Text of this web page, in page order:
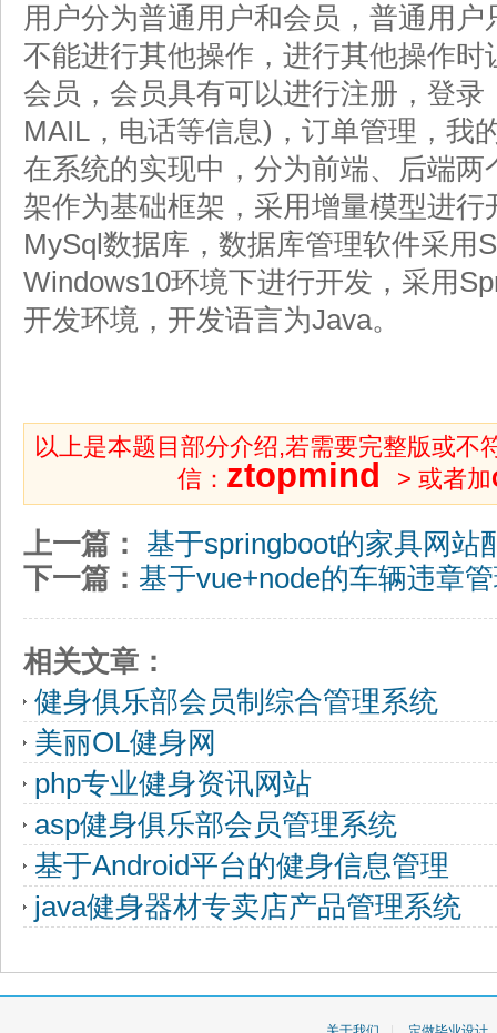
用户分为普通用户和会员，普通用
不能进行其他操作，进行其他操作
会员，会员具有可以进行注册，登
MAIL，电话等信息)，订单管理，我
在系统的实现中，分为前端、后端
架作为基础框架，采用增量模型进
MySql数据库，数据库管理软件采用
Windows10环境下进行开发，采用
开发环境，开发语言为Java。
以上是本题目部分介绍,若需要完整版或不
信： ztopmind > 或者加
上一篇： 基于springboot的家具网站
下一篇： 基于vue+node的车辆违章
相关文章：
健身俱乐部会员制综合管理系统
美丽OL健身网
php专业健身资讯网站
asp健身俱乐部会员管理系统
基于Android平台的健身信息管理
java健身器材专卖店产品管理系统